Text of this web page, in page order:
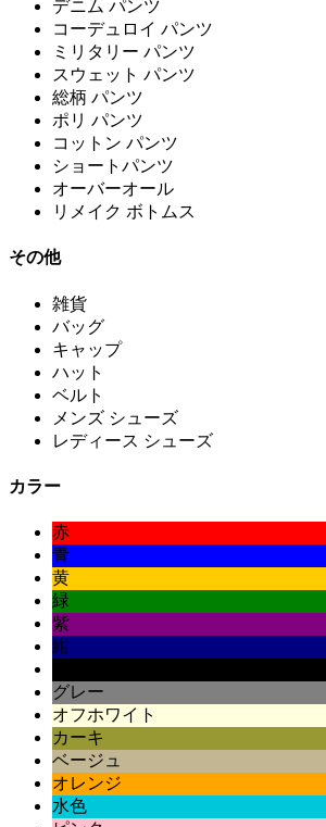
デニム パンツ
コーデュロイ パンツ
ミリタリー パンツ
スウェット パンツ
総柄 パンツ
ポリ パンツ
コットン パンツ
ショートパンツ
オーバーオール
リメイク ボトムス
その他
雑貨
バッグ
キャップ
ハット
ベルト
メンズ シューズ
レディース シューズ
カラー
赤
青
黄
緑
紫
紺
グレー
オフホワイト
カーキ
ベージュ
オレンジ
水色